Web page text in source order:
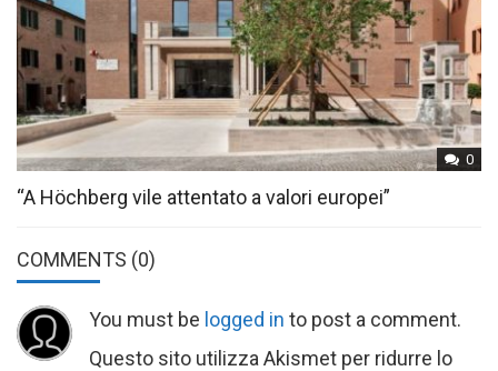
0
“A Höchberg vile attentato a valori europei”
COMMENTS (0)
You must be logged in to post a comment.
Questo sito utilizza Akismet per ridurre lo